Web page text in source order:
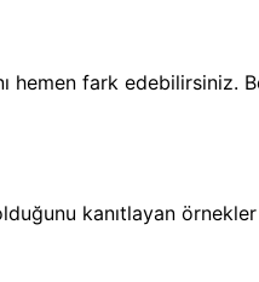
hemen fark
kanıtlayan örnekler